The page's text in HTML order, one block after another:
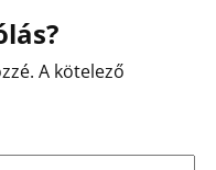
A kötelező